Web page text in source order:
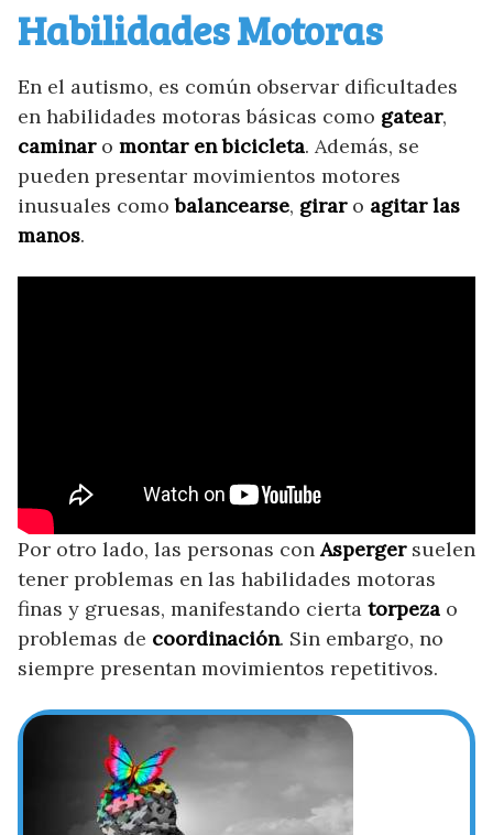
Habilidades Motoras
En el autismo, es común observar dificultades
en habilidades motoras básicas como gatear,
caminaro montar en bicicleta. Además, se
pueden presentar movimientos motores
inusuales comobalancearse, giraro agitar las
manos.
Por otro lado, las personas conAspergersuelen
tener problemas en las habilidades motoras
finas y gruesas, manifestando cierta torpeza o
problemas de coordinación. Sin embargo, no
siempre presentan movimientos repetitivos.